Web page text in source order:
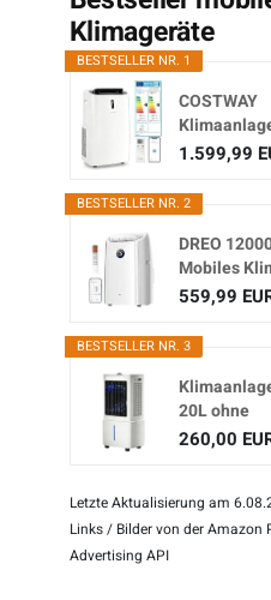
Klimageräte
BESTSELLER NR. 1
COSTWAY
16000BTU,
1.599,99
BESTSELLER NR. 2
DREO
Mobiles
(3-in...
559,99
BESTSELLER NR. 3
20L ohne
260,00
Letzte Aktualisierung am
Links / Bilder von der Amazon
Advertising API